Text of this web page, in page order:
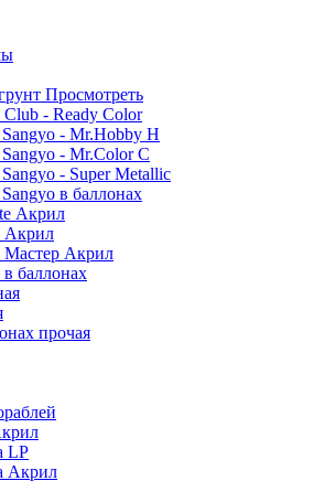
Просмотреть
- Ready Color
- Mr.Hobby H
- Mr.Color C
- Super Metallic
в баллонах
Акрил
Акрил
Мастер Акрил
в баллонах
прочая
LP
Акрил